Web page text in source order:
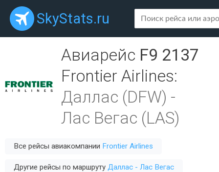
SkyStats.ru
Авиарейс F9 2137
Frontier Airlines:
Даллас (DFW) -
Лас Вегас (LAS)
Все рейсы авиакомпании Frontier Airlines
Другие рейсы по маршруту Даллас - Лас Вегас